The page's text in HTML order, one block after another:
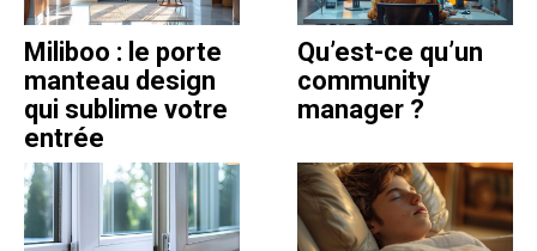
Miliboo : le porte
manteau design
qui sublime votre
entrée
Qu’est-ce qu’un
community
manager ?